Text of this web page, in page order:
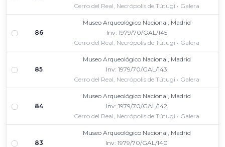
Cerro del Real, Necrópolis de Tútugi • Galera
86
Museo Arqueológico Nacional, Madrid
Inv: 1979/70/GAL/145
Cerro del Real, Necrópolis de Tútugi • Galera
85
Museo Arqueológico Nacional, Madrid
Inv: 1979/70/GAL/143
Cerro del Real, Necrópolis de Tútugi • Galera
84
Museo Arqueológico Nacional, Madrid
Inv: 1979/70/GAL/142
Cerro del Real, Necrópolis de Tútugi • Galera
83
Museo Arqueológico Nacional, Madrid
Inv: 1979/70/GAL/140